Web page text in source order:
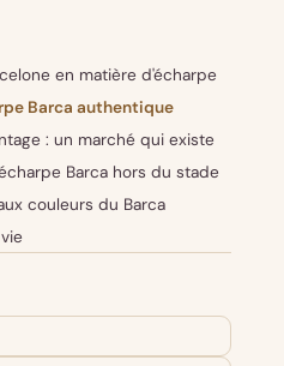
en matière d'écharpe
Barca authentique
: un marché qui existe
Barca hors du stade
couleurs du Barca